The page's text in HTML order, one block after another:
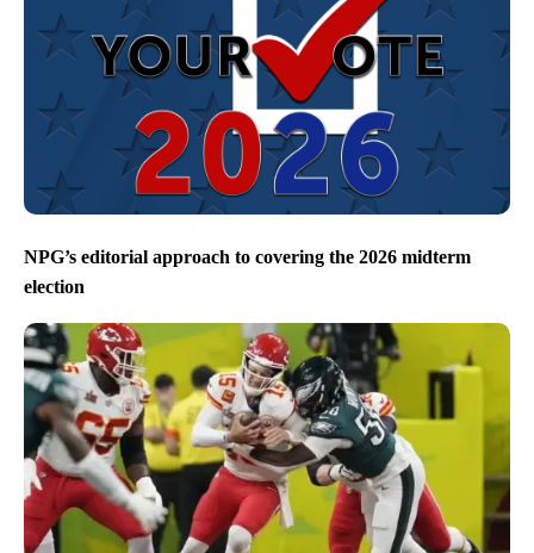
NPG’s editorial approach to covering the 2026 midterm
election